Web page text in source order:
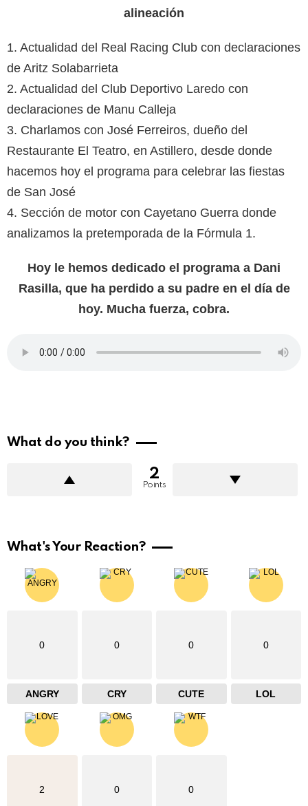
alineación
1. Actualidad del Real Racing Club con declaraciones
de Aritz Solabarrieta
2. Actualidad del Club Deportivo Laredo con
declaraciones de Manu Calleja
3. Charlamos con José Ferreiros, dueño del
Restaurante El Teatro, en Astillero, desde donde
hacemos hoy el programa para celebrar las fiestas
de San José
4. Sección de motor con Cayetano Guerra donde
analizamos la pretemporada de la Fórmula 1.
Hoy le hemos dedicado el programa a Dani
Rasilla, que ha perdido a su padre en el día de
hoy. Mucha fuerza, cobra.
What do you think?
2
Points
What's Your Reaction?
0
ANGRY
0
CRY
0
CUTE
0
LOL
2 0 0